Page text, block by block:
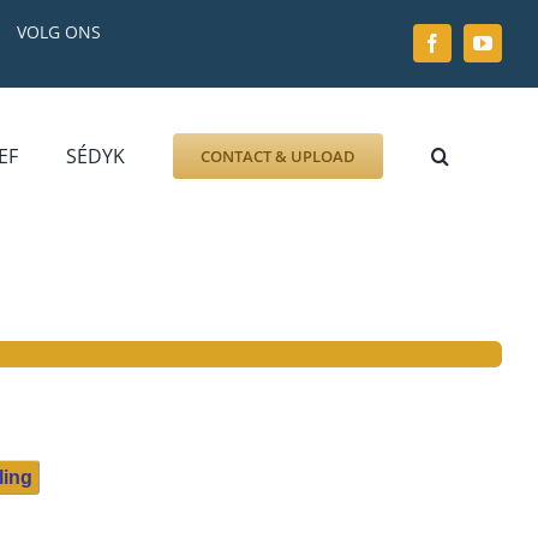
VOLG ONS
GRAFZERK
ALLLES
SÉDYK CONTACT & UPLOAD